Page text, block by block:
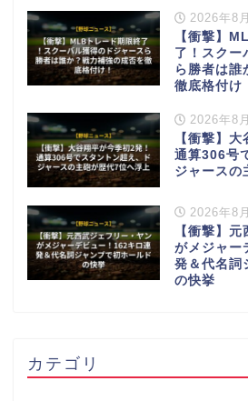
2026年8
【衝撃】
了！スクー
ら勝者は誰
徹底格付け
2026年8
【衝撃】
通算306号
ジャースの
2026年8
【衝撃】
がメジャー
発＆代名詞
の快挙
カテゴリ